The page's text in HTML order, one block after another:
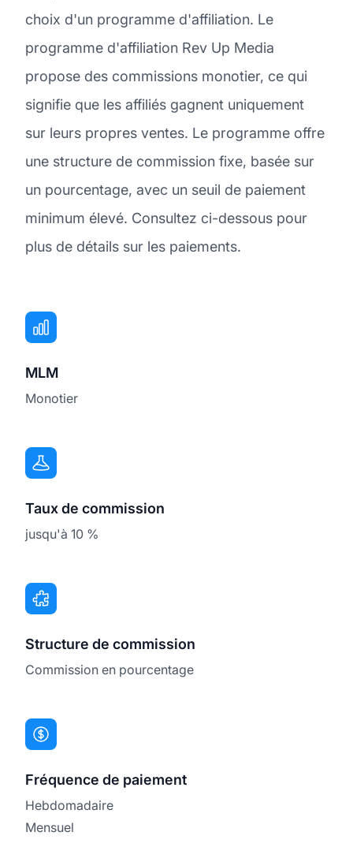
choix d'un programme d'affiliation. Le
programme d'affiliation Rev Up Media
propose des commissions monotier, ce qui
signifie que les affiliés gagnent uniquement
sur leurs propres ventes. Le programme offre
une structure de commission fixe, basée sur
un pourcentage, avec un seuil de paiement
minimum élevé. Consultez ci-dessous pour
plus de détails sur les paiements.
MLM
Monotier
Taux de commission
jusqu'à 10 %
Structure de commission
Commission en pourcentage
Fréquence de paiement
Hebdomadaire
Mensuel